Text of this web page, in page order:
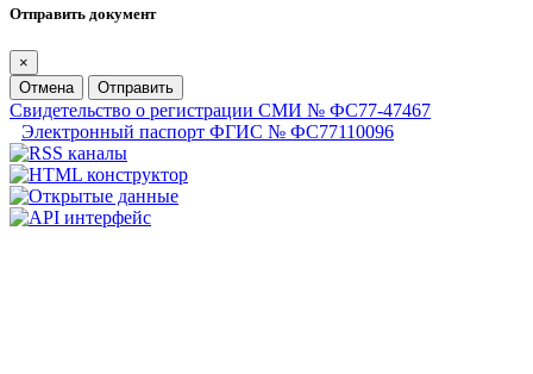
Отправить документ
×
Отмена
Отправить
Свидетельство о регистрации СМИ № ФС77-47467
Электронный паспорт ФГИС № ФС77110096